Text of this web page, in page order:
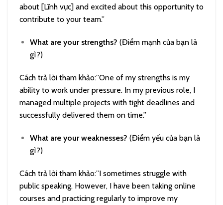
about [Lĩnh vực] and excited about this opportunity to
contribute to your team.”
What are your strengths? (Điểm mạnh của bạn là
gì?)
Cách trả lời tham khảo:”One of my strengths is my
ability to work under pressure. In my previous role, I
managed multiple projects with tight deadlines and
successfully delivered them on time.”
What are your weaknesses? (Điểm yếu của bạn là
gì?)
Cách trả lời tham khảo:”I sometimes struggle with
public speaking. However, I have been taking online
courses and practicing regularly to improve my